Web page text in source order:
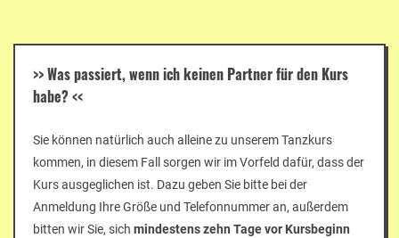
>>Was passiert, wenn ich keinen Partner für den Kurs
habe?<<
Sie können natürlich auch alleine zu unserem Tanzkurs
kommen, in diesem Fall sorgen wir im Vorfeld dafür, dass der
Kurs ausgeglichen ist. Dazu geben Sie bitte bei der
Anmeldung Ihre Größe und Telefonnummer an, außerdem
bitten wir Sie, sich mindestens zehn Tage vor Kursbeginn